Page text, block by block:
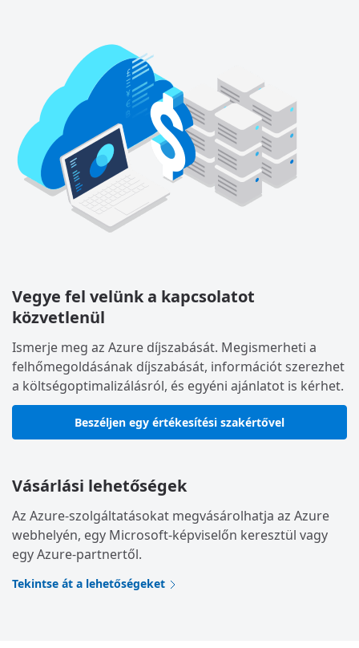
Vegye fel velünk a kapcsolatot
közvetlenül
Ismerje meg az Azure díjszabását. Megismerheti a
felhőmegoldásának díjszabását, információt szerezhet
a költségoptimalizálásról, és egyéni ajánlatot is kérhet.
Beszéljen egy értékesítési szakértővel
Vásárlási lehetőségek
Az Azure-szolgáltatásokat megvásárolhatja az Azure
webhelyén, egy Microsoft-képviselőn keresztül vagy
egy Azure-partnertől.
Tekintse át a lehetőségeket